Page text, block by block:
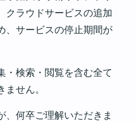
クラウドサービスの追加
、サービスの停止期間が
・検索・閲覧を含む全て
せん。
、何卒ご理解いただきま